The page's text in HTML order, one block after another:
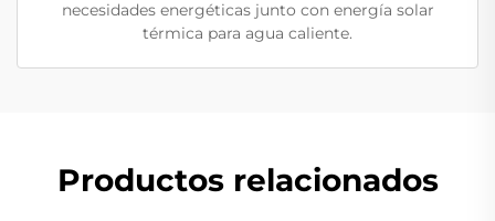
necesidades energéticas junto con energía solar
térmica para agua caliente.
Productos relacionados